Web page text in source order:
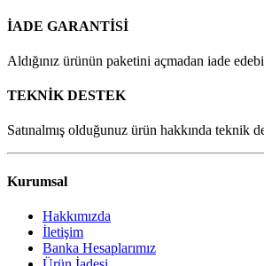
İADE GARANTİSİ
Aldığınız ürünün paketini açmadan iade
TEKNİK DESTEK
Satınalmış olduğunuz ürün hakkında teknik
Kurumsal
Hakkımızda
İletişim
Banka Hesaplarımız